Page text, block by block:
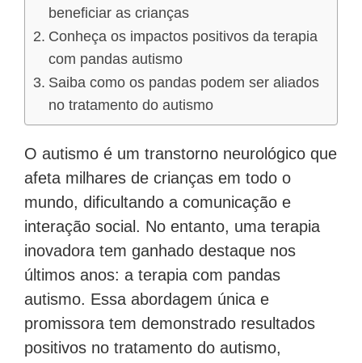
beneficiar as crianças
Conheça os impactos positivos da terapia
com pandas autismo
Saiba como os pandas podem ser aliados
no tratamento do autismo
O autismo é um transtorno neurológico que
afeta milhares de crianças em todo o
mundo, dificultando a comunicação e
interação social. No entanto, uma terapia
inovadora tem ganhado destaque nos
últimos anos: a terapia com pandas
autismo. Essa abordagem única e
promissora tem demonstrado resultados
positivos no tratamento do autismo,